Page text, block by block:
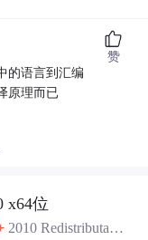
的语言到汇编
原理而已
赞
x64位
2010 Redistributable